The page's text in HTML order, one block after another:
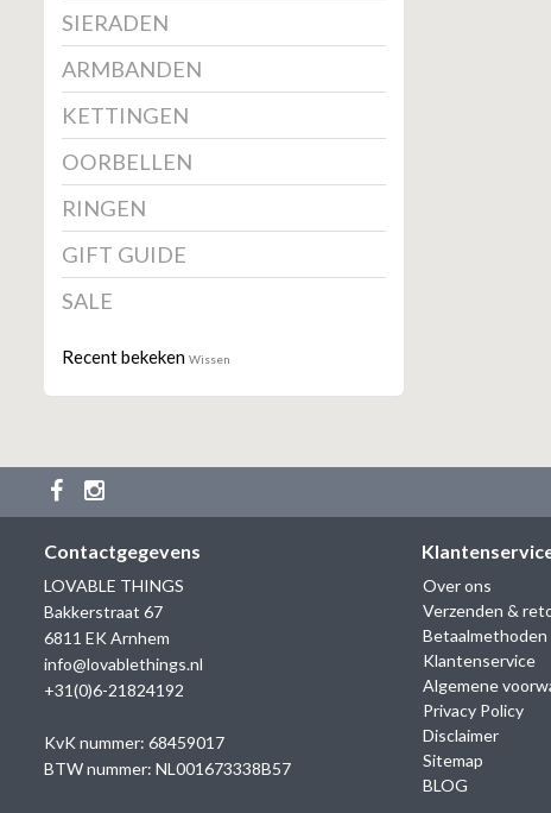
SIERADEN
ARMBANDEN
KETTINGEN
OORBELLEN
RINGEN
GIFT GUIDE
SALE
Recent bekeken Wissen
Contactgegevens
LOVABLE THINGS
Bakkerstraat 67
6811 EK Arnhem
info@lovablethings.nl
+31(0)6-21824192
KvK nummer: 68459017
BTW nummer: NL001673338B57
Over ons
Verzenden &
Betaalmethoden
Klantenservice
Algemene
Privacy Policy
Disclaimer
Sitemap
BLOG